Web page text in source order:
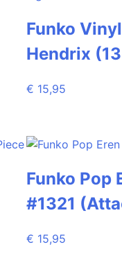
Funko
Hendrix
€ 15,95
Funko Pop
#1321
€ 15,95